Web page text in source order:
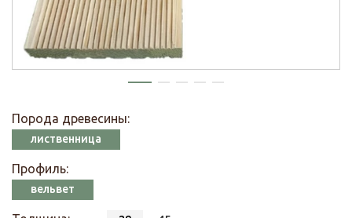
Порода древесины:
лиственница
Профиль:
вельвет